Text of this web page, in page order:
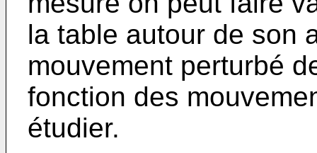
la table autour de son
mouvement perturbé
fonction des
étudier.